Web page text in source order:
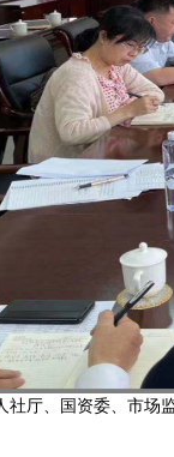
社厅、国资委、市场